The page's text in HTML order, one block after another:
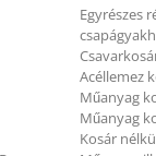
Egyrészes
Acéllemez
Műanyag
Műanyag
Kosár